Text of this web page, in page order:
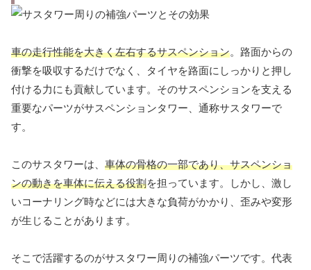
車の走行性能を大きく左右するサスペンション。路面からの
衝撃を吸収するだけでなく、タイヤを路面にしっかりと押し
付ける力にも貢献しています。そのサスペンションを支える
重要なパーツがサスペンションタワー、通称サスタワーで
す。
このサスタワーは、 車体の骨格の一部であり、サスペンショ
ンの動きを車体に伝える役割を担っています。しかし、激し
いコーナリング時などには大きな負荷がかかり、歪みや変形
が生じることがあります。
そこで活躍するのがサスタワー周りの補強パーツです。代表